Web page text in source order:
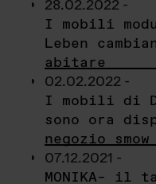
28.02.2022 -
I mobili
Leben
abitare
02.02.2022 -
I mobili di
sono ora
negozio
07.12.2021 -
MONIKA– il